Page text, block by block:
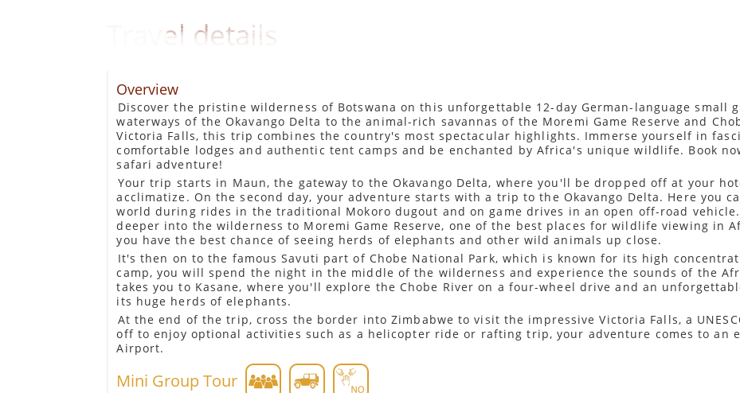
Travel details
Overview
Discover the pristine wilderness of Botswana on this unforgettable 12-day German-language small
waterways of the Okavango Delta to the animal-rich savannas of the Moremi Game Reserve and
Victoria Falls, this trip combines the country's most spectacular highlights. Immerse yourself in
comfortable lodges and authentic tent camps and be enchanted by Africa's unique wildlife. Book
safari adventure!
Your trip starts in Maun, the gateway to the Okavango Delta, where you'll be dropped off at your
acclimatize. On the second day, your adventure starts with a trip to the Okavango Delta. Here you
world during rides in the traditional Mokoro dugout and on game drives in an open off-road
deeper into the wilderness to Moremi Game Reserve, one of the best places for wildlife viewing in
you have the best chance of seeing herds of elephants and other wild animals up close.
It's then on to the famous Savuti part of Chobe National Park, which is known for its high
camp, you will spend the night in the middle of the wilderness and experience the sounds of the
takes you to Kasane, where you'll explore the Chobe River on a four-wheel drive and an
its huge herds of elephants.
At the end of the trip, cross the border into Zimbabwe to visit the impressive Victoria Falls, a
off to enjoy optional activities such as a helicopter ride or rafting trip, your adventure comes to an
Airport.
Mini Group Tour